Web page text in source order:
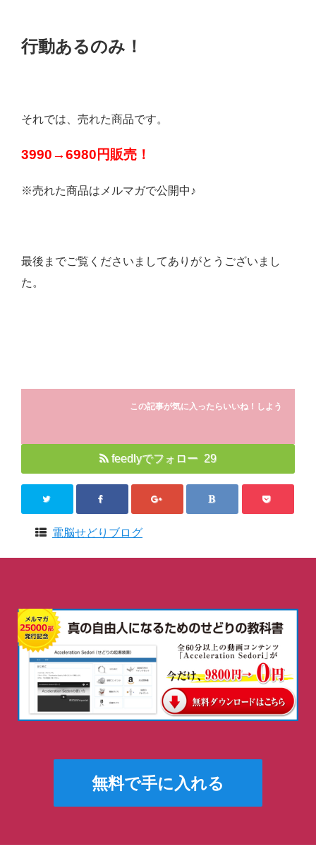
行動あるのみ！
それでは、売れた商品です。
3990→6980円販売！
※売れた商品はメルマガで公開中♪
最後までご覧くださいましてありがとうございまし
た。
この記事が気に入ったらいいね！しよう
feedlyでフォロー 29
電脳せどりブログ
無料で手に入れる